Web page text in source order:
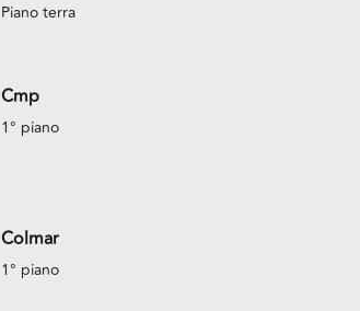
Piano terra
Cmp
1° piano
Colmar
1° piano